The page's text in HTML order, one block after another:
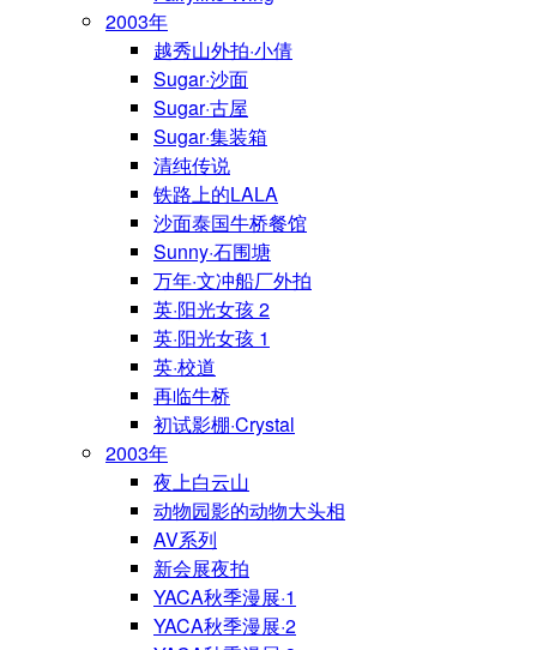
2003年
越秀山外拍·小倩
Sugar·沙面
Sugar·古屋
Sugar·集装箱
清纯传说
铁路上的LALA
沙面泰国牛桥餐馆
Sunny·石围塘
万年·文冲船厂外拍
英·阳光女孩 2
英·阳光女孩 1
英·校道
再临牛桥
初试影棚·Crystal
2003年
夜上白云山
动物园影的动物大头相
AV系列
新会展夜拍
YACA秋季漫展·1
YACA秋季漫展·2